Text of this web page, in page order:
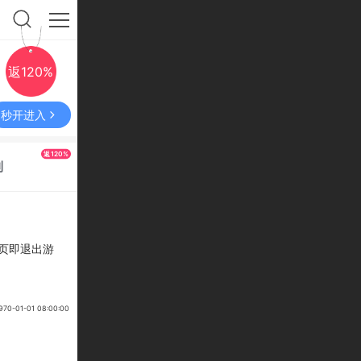
返120%
秒开进入
返120%
即退出游
01-01 08:00:00